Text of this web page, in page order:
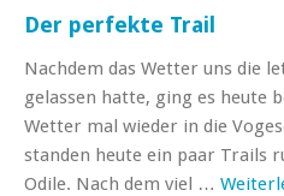
Der perfekte Trail
Nachdem das Wetter uns die
gelassen hatte, ging es heute
Wetter mal wieder in die
standen heute ein paar Trails
Odile. Nach dem viel …